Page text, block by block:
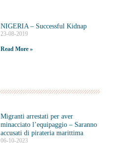
NIGERIA – Successful Kidnap
23-08-2019
Read More »
Migranti arrestati per aver
minacciato l’equipaggio – Saranno
accusati di pirateria marittima
06-10-2023